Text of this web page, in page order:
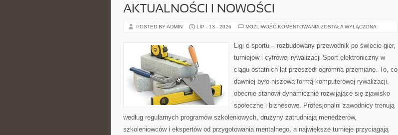
AKTUALNOŚCI I NOWOŚCI
POSTED BY ADMIN LIP - 13 - 2026 MOŻLIWOŚĆ KOMENTOWANIA AKTUALNOŚCI
ZOSTAŁA WYŁĄCZONA
Ligi e-sportu – rozbudowany przewodnik po świecie gier,
turniejów i cyfrowej rywalizacji Sport elektroniczny w
ciągu ostatnich lat przeszedł ogromną przemianę. To, co
dawniej było niszową formą komputerowej rywalizacji,
obecnie stanowi dynamicznie rozwijające się zjawisko
społeczne i biznesowe. Profesjonalni zawodnicy trenują
według regularnych programów szkoleniowych, drużyny zatrudniają menedżerów,
szkoleniowców i ekspertów od przygotowania mentalnego, a największe turnieje przyciągają